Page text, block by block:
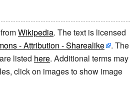
Wikipedia. The text is licensed
- Attribution - Sharealike
. The
listed here. Additional terms may
click on images to show image